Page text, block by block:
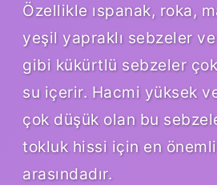
Özellikle ıspanak, roka,
yeşil yapraklı sebzeler
gibi kükürtlü sebzeler
su içerir. Hacmi yüksek
çok düşük olan bu
tokluk hissi için en
arasındadır.